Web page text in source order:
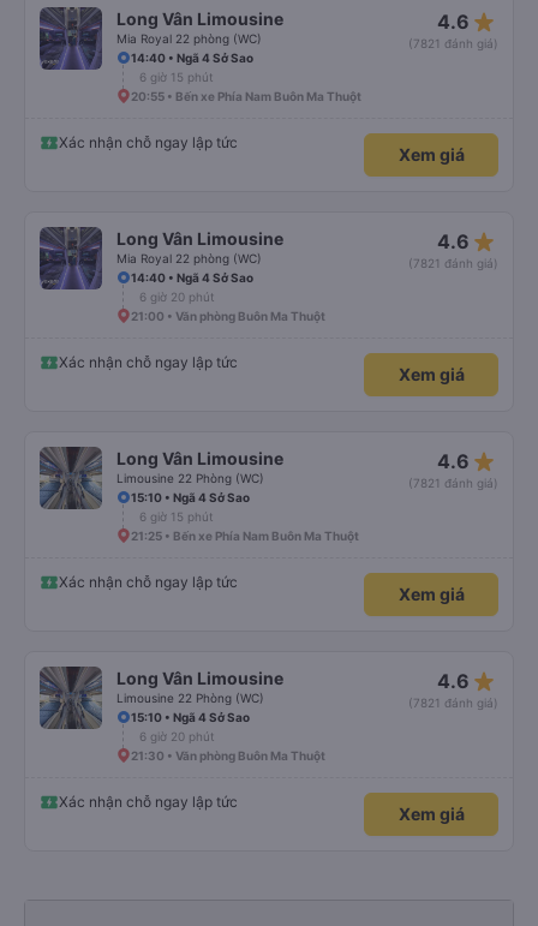
Long Vân Limousine
Mia Royal 22 phòng (WC)
4.6 star_rate
(7821 đánh giá)
14:40 • Ngã 4 Sở Sao
6 giờ 15 phút
20:55 • Bến xe Phía Nam Buôn Ma Thuột
Xác nhận chỗ ngay lập tức
Xem giá
Long Vân Limousine
Mia Royal 22 phòng (WC)
4.6 star_rate
(7821 đánh giá)
14:40 • Ngã 4 Sở Sao
6 giờ 20 phút
21:00 • Văn phòng Buôn Ma Thuột
Xác nhận chỗ ngay lập tức
Xem giá
Long Vân Limousine
Limousine 22 Phòng (WC)
4.6 star_rate
(7821 đánh giá)
15:10 • Ngã 4 Sở Sao
6 giờ 15 phút
21:25 • Bến xe Phía Nam Buôn Ma Thuột
Xác nhận chỗ ngay lập tức
Xem giá
Long Vân Limousine
Limousine 22 Phòng (WC)
4.6 star_rate
(7821 đánh giá)
15:10 • Ngã 4 Sở Sao
6 giờ 20 phút
21:30 • Văn phòng Buôn Ma Thuột
Xác nhận chỗ ngay lập tức
Xem giá